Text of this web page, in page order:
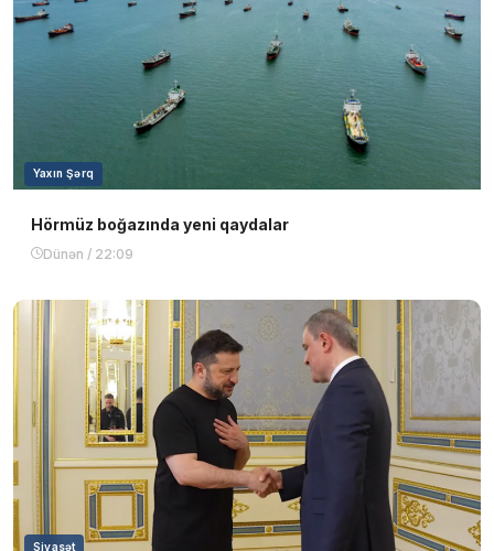
Yaxın Şərq
Hörmüz boğazında yeni qaydalar
Dünən / 22:09
Siyasət